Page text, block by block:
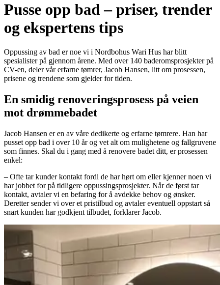
Pusse opp bad – priser, trender
og ekspertens tips
Oppussing av bad er noe vi i Nordbohus Wari Hus har blitt
spesialister på gjennom årene. Med over 140 baderomsprosjekter på
CV-en, deler vår erfarne tømrer, Jacob Hansen, litt om prosessen,
prisene og trendene som gjelder for tiden.
En smidig renoveringsprosess på veien
mot drømmebadet
Jacob Hansen er en av våre dedikerte og erfarne tømrere. Han har
pusset opp bad i over 10 år og vet alt om mulighetene og fallgruvene
som finnes. Skal du i gang med å renovere badet ditt, er prosessen
enkel:
– Ofte tar kunder kontakt fordi de har hørt om eller kjenner noen vi
har jobbet for på tidligere oppussingsprosjekter. Når de først tar
kontakt, avtaler vi en befaring for å avdekke behov og ønsker.
Deretter sender vi over et pristilbud og avtaler eventuell oppstart så
snart kunden har godkjent tilbudet, forklarer Jacob.